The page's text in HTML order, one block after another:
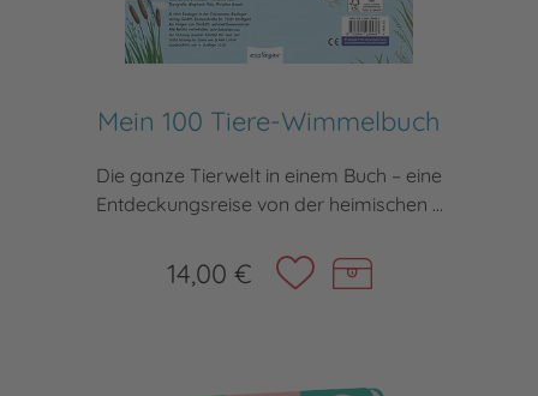
Mein 100 Tiere-Wimmelbuch
Die ganze Tierwelt in einem Buch – eine
Entdeckungsreise von der heimischen ...
14,00 €